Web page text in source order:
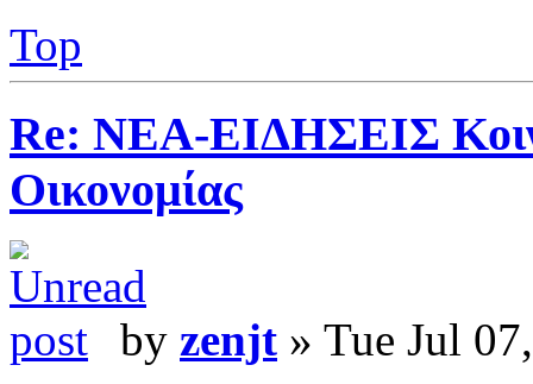
Top
Re: ΝΕΑ-ΕΙΔΗΣΕΙΣ
Οικονομίας
by zenjt » Tue Jul